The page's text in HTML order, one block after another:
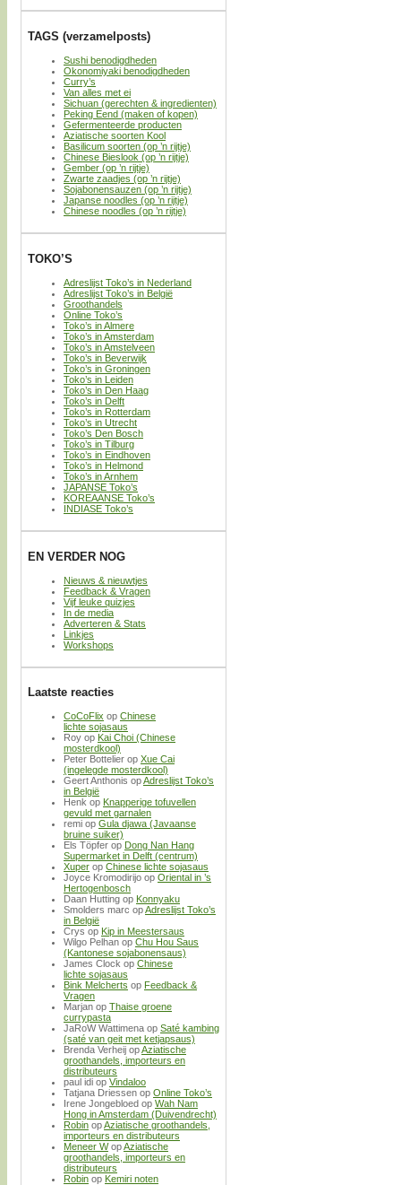
TAGS (verzamelposts)
Sushi benodigdheden
Okonomiyaki benodigdheden
Curry’s
Van alles met ei
Sichuan (gerechten & ingredienten)
Peking Eend (maken of kopen)
Gefermenteerde producten
Aziatische soorten Kool
Basilicum soorten (op ’n rijtje)
Chinese Bieslook (op ’n rijtje)
Gember (op ’n rijtje)
Zwarte zaadjes (op ’n rijtje)
Sojabonensauzen (op ’n rijtje)
Japanse noodles (op ’n rijtje)
Chinese noodles (op ’n rijtje)
TOKO’S
Adreslijst Toko’s in Nederland
Adreslijst Toko’s in België
Groothandels
Online Toko’s
Toko’s in Almere
Toko’s in Amsterdam
Toko’s in Amstelveen
Toko’s in Beverwijk
Toko’s in Groningen
Toko’s in Leiden
Toko’s in Den Haag
Toko’s in Delft
Toko’s in Rotterdam
Toko’s in Utrecht
Toko’s Den Bosch
Toko’s in Tilburg
Toko’s in Eindhoven
Toko’s in Helmond
Toko’s in Arnhem
JAPANSE Toko’s
KOREAANSE Toko’s
INDIASE Toko’s
EN VERDER NOG
Nieuws & nieuwtjes
Feedback & Vragen
Vijf leuke quizjes
In de media
Adverteren & Stats
Linkjes
Workshops
Laatste reacties
CoCoFlix op Chinese
lichte sojasaus
Roy op Kai Choi (Chinese
mosterdkool)
Peter Bottelier op Xue Cai
(ingelegde mosterdkool)
Geert Anthonis opAdreslijst Toko’s
in België
Henk op Knapperige tofuvellen
gevuld met garnalen
remi op Gula djawa (Javaanse
bruine suiker)
Els Töpfer op Dong Nan Hang
Supermarket in Delft (centrum)
Xuper op Chinese lichte sojasaus
Joyce Kromodirijo op Oriental in ’s
Hertogenbosch
Daan Hutting op Konnyaku
Smolders marc opAdreslijst Toko’s
in België
Crys op Kip in Meestersaus
Wilgo Pelhan op Chu Hou Saus
(Kantonese sojabonensaus)
James Clock op Chinese
lichte sojasaus
Bink Melcherts op Feedback &
Vragen
Marjan op Thaise groene
currypasta
JaRoW Wattimena op Saté kambing
(saté van geit met ketjapsaus)
Brenda Verheij opAziatische
groothandels, importeurs en
distributeurs
paul idi op Vindaloo
Tatjana Driessen op Online Toko’s
Irene Jongebloed op Wah Nam
Hong in Amsterdam (Duivendrecht)
Robin opAziatische groothandels,
importeurs en distributeurs
Meneer WopAziatische
groothandels, importeurs en
distributeurs
Robin op Kemiri noten